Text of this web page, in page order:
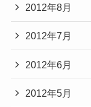
2012年8月
2012年7月
2012年6月
2012年5月